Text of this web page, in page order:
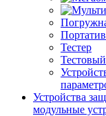
Тестер
Устройства
модульные